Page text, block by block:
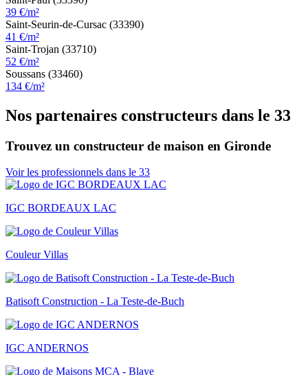
39 €/m²
Saint-Seurin-de-Cursac (33390)
41 €/m²
Saint-Trojan (33710)
52 €/m²
Soussans (33460)
134 €/m²
Nos partenaires constructeurs dans le 33
Trouvez un constructeur de maison en Gironde
Voir les professionnels dans le 33
IGC BORDEAUX LAC
Couleur Villas
Batisoft Construction - La Teste-de-Buch
IGC ANDERNOS